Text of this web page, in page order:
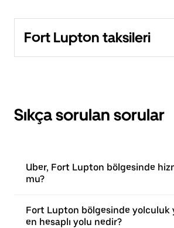
Fort Lupton taksileri
Sıkça sorulan sorular
Uber, Fort Lupton bölgesinde
mu?
Fort Lupton bölgesinde yolculuk
en hesaplı yolu nedir?